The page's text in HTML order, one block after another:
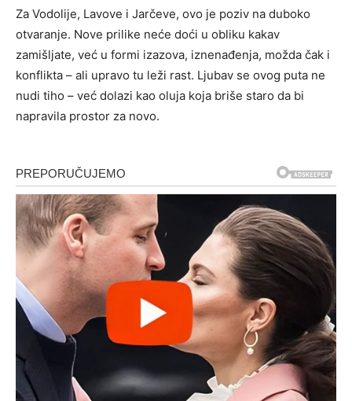
Za Vodolije, Lavove i Jarčeve, ovo je poziv na duboko
otvaranje. Nove prilike neće doći u obliku kakav
zamišljate, već u formi izazova, iznenađenja, možda čak i
konflikta – ali upravo tu leži rast. Ljubav se ovog puta ne
nudi tiho – već dolazi kao oluja koja briše staro da bi
napravila prostor za novo.